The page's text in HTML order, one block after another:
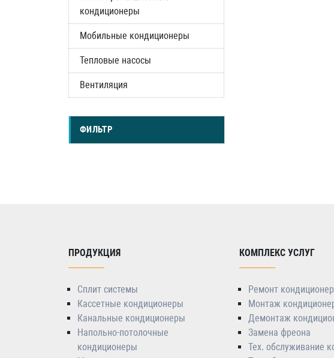
кондиционеры
Мобильные кондиционеры
Тепловые насосы
Вентиляция
ФИЛЬТР
ПРОДУКЦИЯ
Сплит системы
Кассетные кондиционеры
Канальные кондиционеры
Напольно-потолочные
кондиционеры
КОМПЛЕКС УСЛУГ
Ремонт
Монтаж
Демонтаж
Замена фреона
Тех. обслуживание